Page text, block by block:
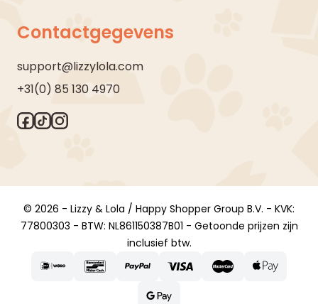
Contactgegevens
support@lizzylola.com
+31(0) 85 130 4970
© 2026 - Lizzy & Lola / Happy Shopper Group B.V. - KVK:
77800303 - BTW: NL861150387B01 - Getoonde prijzen zijn
inclusief btw.